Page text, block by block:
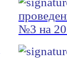
№3 на